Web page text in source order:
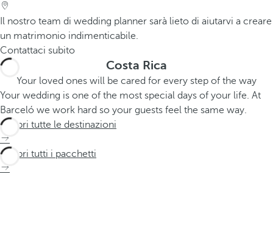
Il nostro team di wedding planner sarà lieto di aiutarvi a creare
un matrimonio indimenticabile.
Contattaci subito
Costa Rica
Your loved ones will be cared for every step of the way
Your wedding is one of the most special days of your life. At
Barceló we work hard so your guests feel the same way.
Scopri tutte le destinazioni
Scopri tutti i pacchetti